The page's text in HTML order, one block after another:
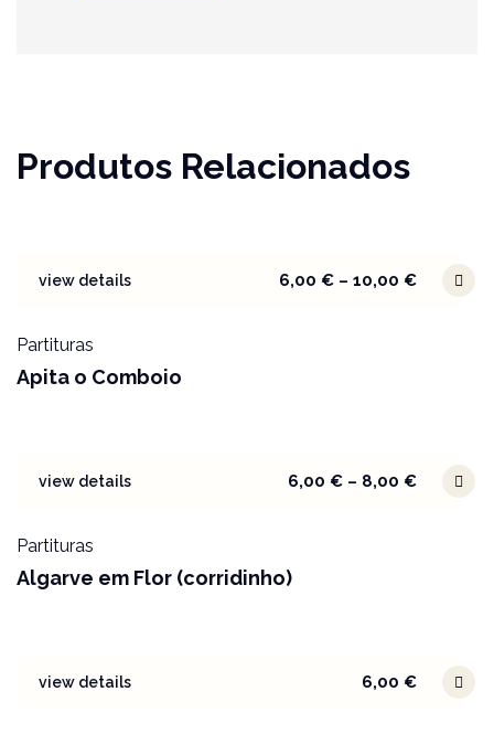
Produtos Relacionados
view details 6,00 €– 10,00 €
Partituras
Apita o Comboio
view details 6,00 €– 8,00 €
Partituras
Algarve em Flor (corridinho)
view details 6,00 €